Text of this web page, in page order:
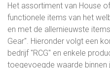
Het assortiment van House
functionele items van het
en met de allernieuwste
Gear". Hieronder volgt een
bedrijf "RCG" en enkele
toegevoegde waarde binnen